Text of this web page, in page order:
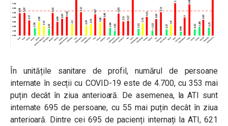
În unitățile sanitare de profil, numărul de persoane
internate în secții cu COVID-19 este de 4.700, cu 353 mai
puțin decât în ziua anterioară. De asemenea, la ATI sunt
internate 695 de persoane, cu 55 mai puțin decât în ziua
anterioară. Dintre cei 695 de pacienți internați la ATI, 621